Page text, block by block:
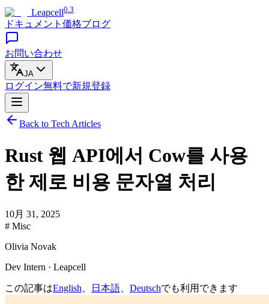
Leapcell0.3
ドキュメント 価格ブログ
お問い合わせ
JA
ログイン無料で新規登録
Back to Tech Articles
Rust 웹 API에서 Cow를 사용
한 제로 비용 문자열 처리
10月 31, 2025
# Misc
Olivia Novak
Dev Intern · Leapcell
この記事はEnglish 日本語 Deutschでも利用できます